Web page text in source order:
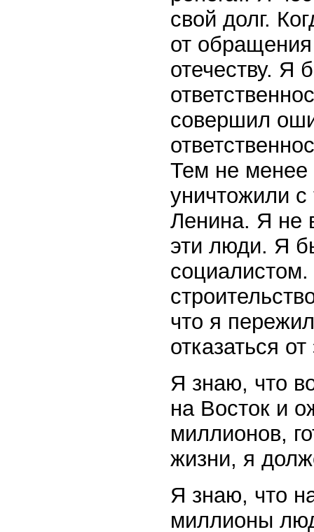
свой долг.
от
отечеству. Я
совершил
Тем не менее
уничтожили
Ленина. Я не
эти люди. Я
что я
отказаться
Я знаю, что
на Восток и
миллионов,
жизни, я
Я знаю, что
миллионы